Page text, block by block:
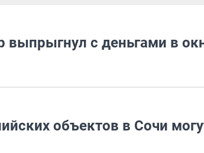
с деньгами в
объектов в Сочи